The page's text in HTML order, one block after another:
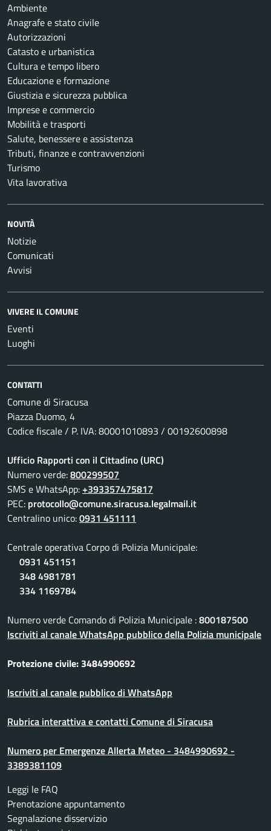
Ambiente
Anagrafe e stato civile
Autorizzazioni
Catasto e urbanistica
Cultura e tempo libero
Educazione e formazione
Giustizia e sicurezza pubblica
Imprese e commercio
Mobilità e trasporti
Salute, benessere e assistenza
Tributi, finanze e contravvenzioni
Turismo
Vita lavorativa
NOVITÀ
Notizie
Comunicati
Avvisi
VIVERE IL COMUNE
Eventi
Luoghi
CONTATTI
Comune di Siracusa
Piazza Duomo, 4
Codice fiscale / P. IVA: 80001010893 / 00192600898
Ufficio Rapporti con il Cittadino (URC)
Numero verde:800299507
SMS e WhatsApp:+393357475817
PEC: protocollo@comune.siracusa.legalmail.it
Centralino unico:0931 451111
Centrale operativa Corpo di Polizia Municipale:
0931 451151
348 4981781
334 1169784
Numero verde Comando di Polizia Municipale :800187500
Iscriviti al canale WhatsApp pubblico della Polizia municipale
Protezione civile: 3484990692
Iscriviti al canale pubblico di WhatsApp
Rubrica interattiva e contatti Comune di Siracusa
Numero per Emergenze Allerta Meteo - 3484990692 -
3389381109
Leggi le FAQ
Prenotazione appuntamento
Segnalazione disservizio